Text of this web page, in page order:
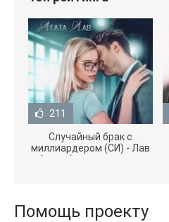
211
Случайный брак с
миллиардером (СИ) - Лав
Агата (полная версия
Помощь проекту